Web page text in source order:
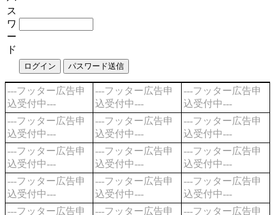
ス
ワ
ー
ド
---フッター広告申
込受付中---
---フッター広告申
込受付中---
---フッター広告申
込受付中---
---フッター広告申
込受付中---
---フッター広告申
込受付中---
---フッター広告申
込受付中---
---フッター広告申
込受付中---
---フッター広告申
込受付中---
---フッター広告申
込受付中---
---フッター広告申
込受付中---
---フッター広告申
込受付中---
---フッター広告申
込受付中---
---フッター広告申
---フッター広告申 ---フッター広告申